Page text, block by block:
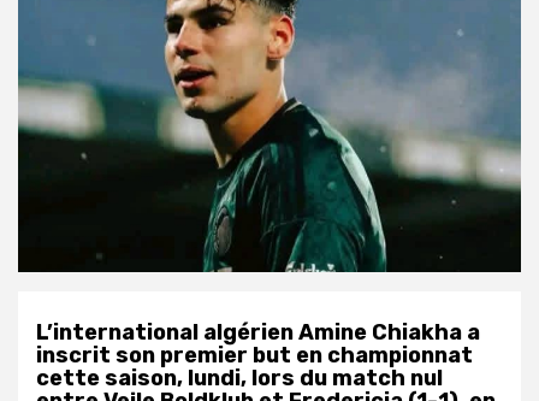
L’international algérien Amine Chiakha a
inscrit son premier but en championnat
cette saison, lundi, lors du match nul